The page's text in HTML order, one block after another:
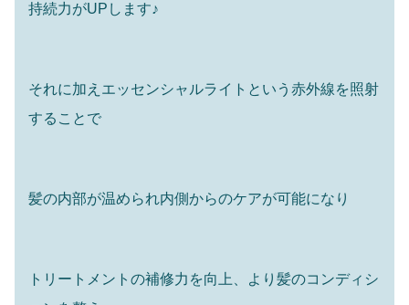
持続力がUPします♪
それに加えエッセンシャルライトという赤外線を照射
することで
髪の内部が温められ内側からのケアが可能になり
トリートメントの補修力を向上、より髪のコンディシ